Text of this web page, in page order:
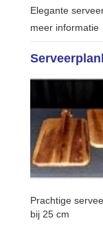
Elegante
meer informatie
Prachtige
bij 25 cm